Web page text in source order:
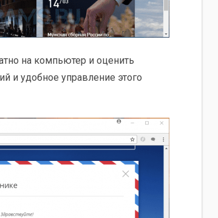
на компьютер и оценить
и удобное управление этого